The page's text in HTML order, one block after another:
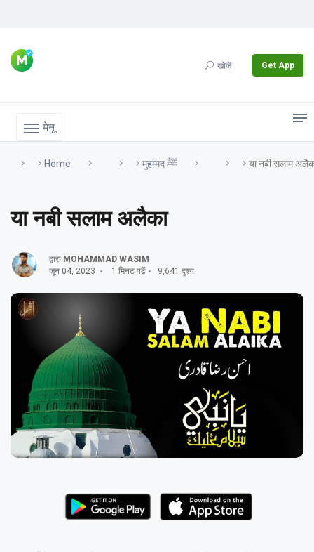
खोजें Get App
मेनू
Home मुहम्मद ﷺ या नबी सलाम
या नबी सलाम अलैका
द्वारा MOHAMMAD WASIM
जून 04, 2023
1 मिनट पढ़ें 9,641 दृश्य